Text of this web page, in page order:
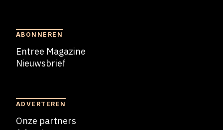
ABONNEREN
Entree Magazine
Nieuwsbrief
ADVERTEREN
Onze partners